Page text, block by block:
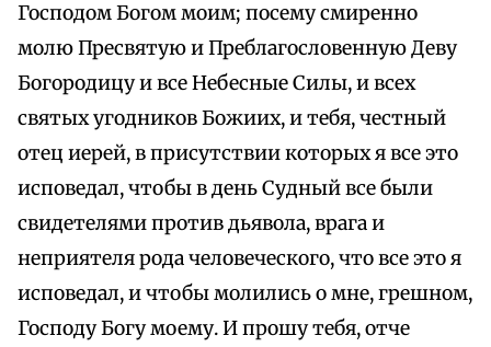
Господом Богом моим; посему смиренно
молю Пресвятую и Преблагословенную Деву
Богородицу и все Небесные Силы, и всех
святых угодников Божиих, и тебя, честный
отец иерей, в присутствии которых я все это
исповедал, чтобы в день Судный все были
свидетелями против дьявола, врага и
неприятеля рода человеческого, что все это я
исповедал, и чтобы молились о мне, грешном,
Господу Богу моему. И прошу тебя, отче